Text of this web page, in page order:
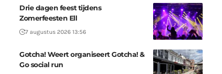
Drie dagen feest tijdens
Zomerfeesten Ell
7 augustus 2026 13:56
Gotcha! Weert organiseert Gotcha! &
Go social run